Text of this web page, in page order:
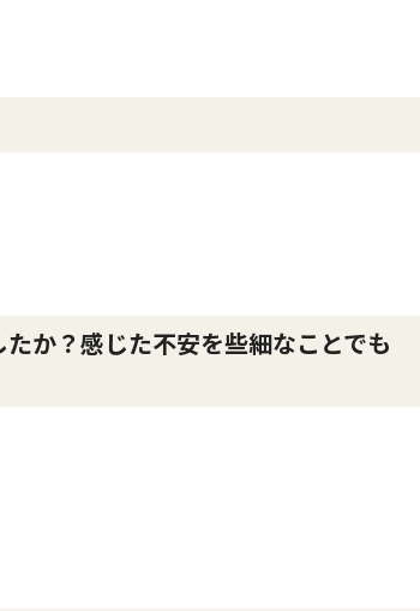
か？感じた不安を些細なことでも